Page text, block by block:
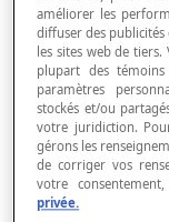
centre de
stimuler
coloré,
rendre
quelque
illustrateur.
améliorer les
diffuser des
les sites web de
plupart des
paramètres
stockés et/ou
votre juridiction.
gérons les
de corriger vos
votre
privée.